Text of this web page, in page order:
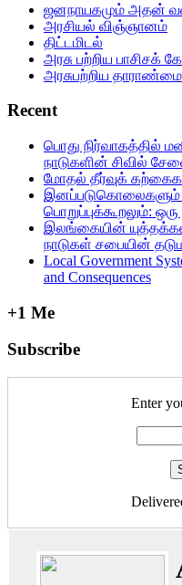
ஜனநாயகமும் அதன்
அரசியல் விஞ்ஞானம்
திட்டமிடல்
அரசு பற்றிய பாசிசக்
அரசுபற்றிய
Recent
பொது நிர்வாகத்தில்‌
நாடுகளின்‌ சிவில்‌
மோதல் தீர்வுக்
இனப்படுகொலைகளும்
பொறுப்புக்கூறலும்:
இலங்கையின்
நாடுகள் சபையின்
Local Government
and Consequences
+1 Me
Subscribe
Enter